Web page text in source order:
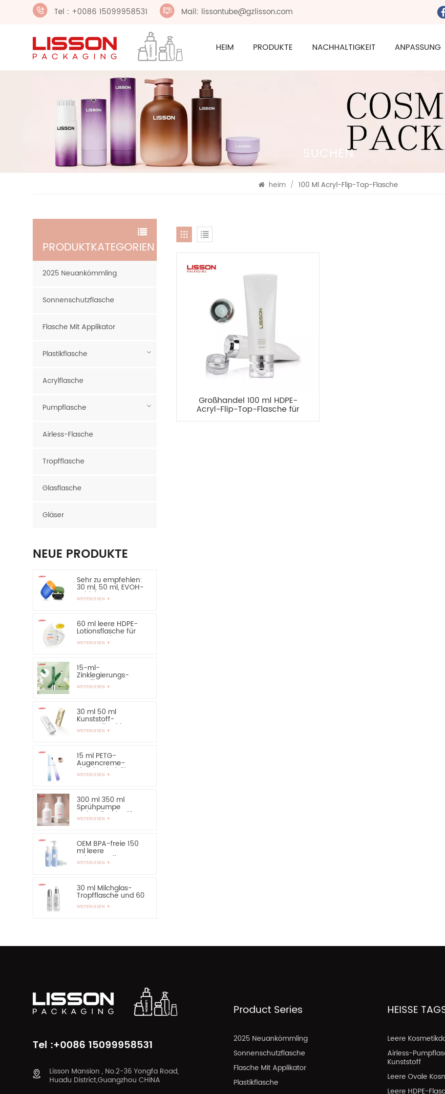
Tel : +0086 15099958531 Mail: lissontube@gzlisson.com
HEIM PRODUKTE NACHHALTIGKEIT ANPASSUNG
SUCHEN
heim / 100 Ml Acryl-Flip-Top-Flasche
Großhandel 100 ml HDPE-
Acryl-Flip-Top-Flasche für
Kosmetika
PRODUKTKATEGORIEN
2025 Neuankömmling
Sonnenschutzflasche
Flasche Mit Applikator
Plastikflasche
Acrylflasche
Pumpflasche
Airless-Flasche
Tropfflasche
Glasflasche
Gläser
NEUE PRODUKTE
Sehr zu empfehlen:
30 ml, 50 ml, EVOH-
Schicht, HDPE-
Flasche, ovale
WEITERLESEN
60 ml leere HDPE-
Lotionsflasche für
Sonnenschutz –
sehr zu empfehlen
WEITERLESEN
15-ml-
Zinklegierungs-
Applikator-Augen-
Essential-Serum-
WEITERLESEN
30 ml 50 ml
Kunststoff-
Kosmetik-Airless-
Flasche,
WEITERLESEN
15 ml PETG-
Augencreme-
Flaschenbehälter
mit Applikator aus
WEITERLESEN
300 ml 350 ml
Sprühpumpe
Lotionsflasche für
Shampoo
WEITERLESEN
OEM BPA-freie 150
ml leere
Schaumseifen-
Pumpflasche
WEITERLESEN
30 ml Milchglas-
Tropfflasche und 60
ml Pumpspray-
Glasflasche
WEITERLESEN
Tel :+0086 15099958531
Lisson Mansion , No.2-36 Yongfa Road,
Huadu District,Guangzhou CHINA
Product Series
2025 Neuankömmling
Sonnenschutzflasche
Flasche Mit Applikator
Plastikflasche
HEISSE
Leere
Airless-
Kunststoff
Leere Ovale
Leere HDPE-